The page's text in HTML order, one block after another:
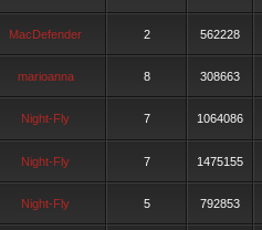
MacDefender 2 562228
marioanna 8 308663
Night-Fly 7 1064086
Night-Fly 7 1475155
Night-Fly 5 792853